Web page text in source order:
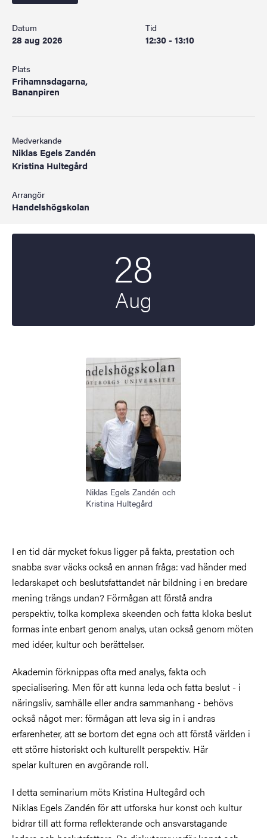
Datum
28 aug 2026
Tid
12:30 - 13:10
Plats
Frihamnsdagarna,
Bananpiren
Medverkande
Niklas Egels Zandén
Kristina Hultegård
Arrangör
Handelshögskolan
28
Aug
Bild
Niklas Egels Zandén och
Kristina Hultegård
I en tid där mycket fokus ligger på fakta, prestation och
snabba svar väcks också en annan fråga: vad händer med
ledarskapet och beslutsfattandet när bildning i en bredare
mening trängs undan? Förmågan att förstå andra
perspektiv, tolka komplexa skeenden och fatta kloka beslut
formas inte enbart genom analys, utan också genom möten
med idéer, kultur och berättelser.
Akademin förknippas ofta med analys, fakta och
specialisering. Men för att kunna leda och fatta beslut - i
näringsliv, samhälle eller andra sammanhang - behövs
också något mer: förmågan att leva sig in i andras
erfarenheter, att se bortom det egna och att förstå världen i
ett större historiskt och kulturellt perspektiv. Här
spelar kulturen en avgörande roll.
I detta seminarium möts Kristina Hultegård och
Niklas Egels Zandén för att utforska hur konst och kultur
bidrar till att forma reflekterande och ansvarstagande